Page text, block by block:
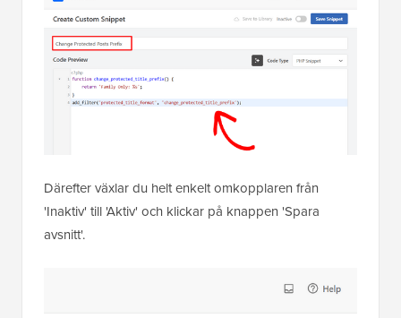
Därefter växlar du helt enkelt omkopplaren från
'Inaktiv' till 'Aktiv' och klickar på knappen 'Spara
avsnitt'.